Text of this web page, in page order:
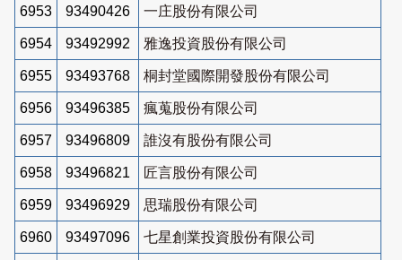
6953 93490426 一庄股份有限公司
6954 93492992 雅逸投資股份有限公司
6955 93493768 桐封堂國際開發股份有限公司
6956 93496385 瘋蒐股份有限公司
6957 93496809 誰沒有股份有限公司
6958 93496821 匠言股份有限公司
6959 93496929 思瑞股份有限公司
6960 93497096 七星創業投資股份有限公司